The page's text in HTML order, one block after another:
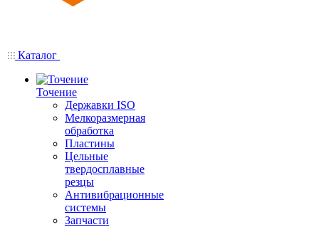
Каталог
Точение
Державки ISO
Мелкоразмерная
обработка
Пластины
Цельные
твердосплавные
резцы
Антивибрационные
системы
Запчасти